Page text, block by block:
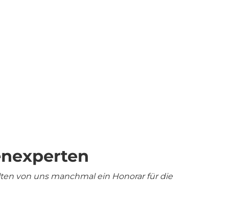
von uns manchmal ein Honorar für die